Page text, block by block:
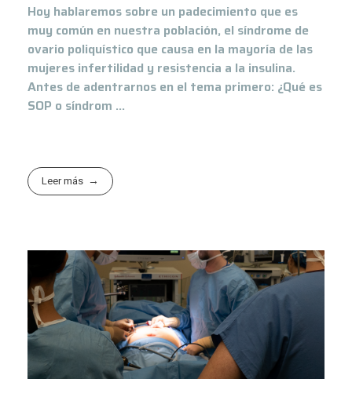
Hoy hablaremos sobre un padecimiento que es
muy común en nuestra población, el síndrome de
ovario poliquístico que causa en la mayoría de las
mujeres infertilidad y resistencia a la insulina.
Antes de adentrarnos en el tema primero: ¿Qué es
SOP o síndrom ...
Leer más